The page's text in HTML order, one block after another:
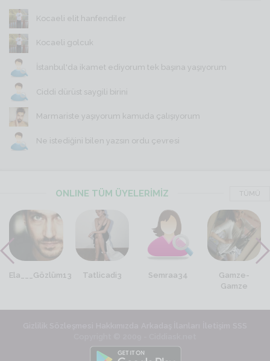
Kocaeli elit hanfendiler
Kocaeli golcuk
İstanbul'da ikamet ediyorum tek başına yaşıyorum
Ciddi dürüst saygili birini
Marmariste yaşıyorum kamuda çalışıyorum
Ne istediğini bilen yazsın ordu çevresi
ONLINE TÜM ÜYELERİMİZ TÜMÜ
Ela___Gözlüm13 Tatlicadi3 Semraa34
Gamze-
Gamze